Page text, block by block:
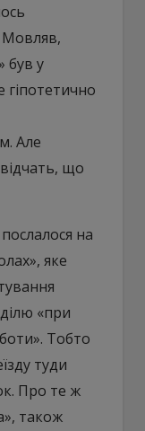
Мовляв,
був у
Але
що
на
яке
«при
Тобто
туди
Про те ж
також